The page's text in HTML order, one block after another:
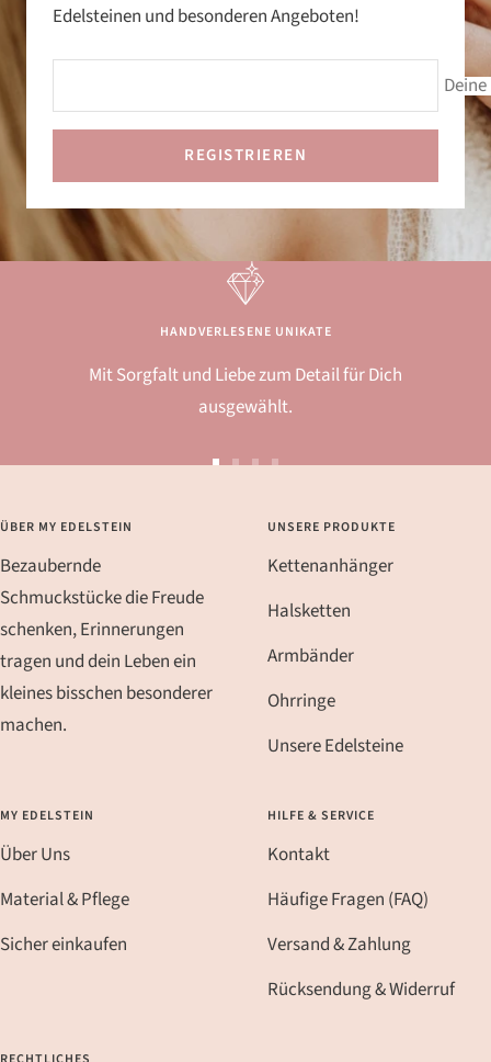
Edelsteinen und besonderen Angeboten!
REGISTRIEREN
HANDVERLESENE UNIKATE
Mit Sorgfalt und Liebe zum Detail für Dich
ausgewählt.
gehengehen
gehen
ÜBER MY EDELSTEIN
Bezaubernde
Schmuckstücke die Freude
schenken, Erinnerungen
tragen und dein Leben ein
kleines bisschen besonderer
machen.
UNSERE PRODUKTE
Kettenanhänger
Halsketten
Armbänder
Ohrringe
Unsere Edelsteine
MY EDELSTEIN
Über Uns
Material & Pflege
Sicher einkaufen
HILFE & SERVICE
Kontakt
Häufige Fragen (FAQ)
Versand & Zahlung
Rücksendung & Widerruf